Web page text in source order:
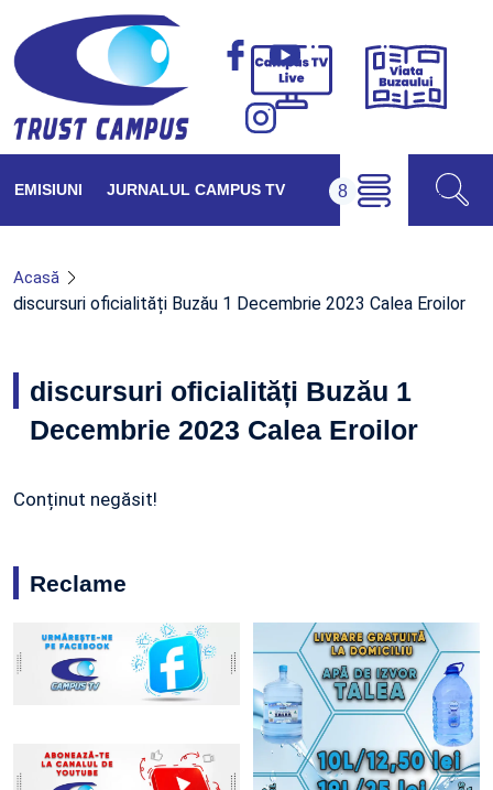
Campus
Viața
EMISIUNI JURNALUL CAMPUS TV
Acasă
discursuri oficialități Buzău 1 Decembrie 2023 Calea Eroilor
discursuri oficialități Buzău 1
Decembrie 2023 Calea Eroilor
Conținut negăsit!
Reclame